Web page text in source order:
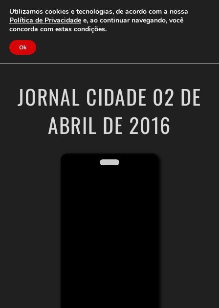
Clube do Assinante Área do Assinante
JORNAL CIDADE 02 DE
ABRIL DE 2016
Utilizamos cookies e tecnologias, de acordo com a nossa
Política de Privacidade e, ao continuar navegando, você
concorda com estas condições.
Ok